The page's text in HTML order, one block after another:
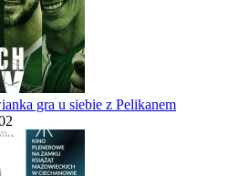
gra u siebie z Pelikanem